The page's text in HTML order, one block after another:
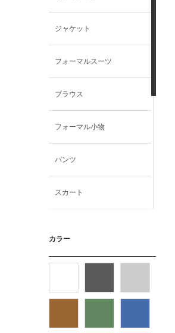
ジャケット
フォーマルスーツ
ブラウス
フォーマル小物
パンツ
スカート
ベルト
バッグ
カラー